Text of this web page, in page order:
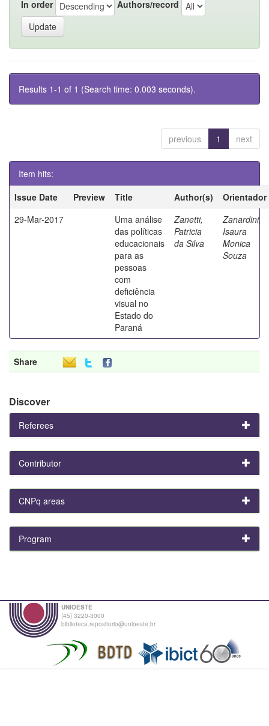
In order Authors/record
Results 1-1 of 1 (Search time: 0.003 seconds).
previous 1 next
Item hits:
Issue Date
Preview Title Author(s)
Orientador
29-Mar-2017
Uma análise
das políticas
educacionais
para as
pessoas
com
deficiência
visual no
Estado do
Paraná
Zanetti,
Patricia
da Silva
Zanardini,
Isaura
Monica
Souza
Share
Discover
Referees
Contributor
CNPq areas
Program
UNIOESTE
(45) 3220-3000
biblioteca.repositorio@unioeste.br